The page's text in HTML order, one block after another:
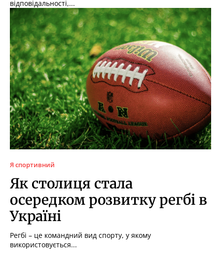
відповідальності,...
Я спортивний
Як столиця стала
осередком розвитку регбі в
Україні
Регбі – це командний вид спорту, у якому
використовується...